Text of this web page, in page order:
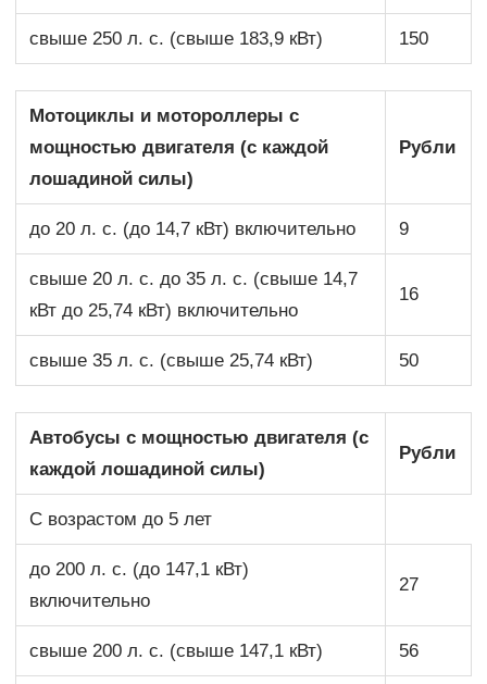
свыше 250 л. с. (свыше 183,9 кВт) 150
Мотоциклы и мотороллеры с
мощностью двигателя (с каждой
лошадиной силы)
Рубли
до 20 л. с. (до 14,7 кВт) включительно 9
свыше 20 л. с. до 35 л. с. (свыше 14,7
кВт до 25,74 кВт) включительно
16
свыше 35 л. с. (свыше 25,74 кВт) 50
Автобусы с мощностью двигателя (с
каждой лошадиной силы)
Рубли
С возрастом до 5 лет
до 200 л. с. (до 147,1 кВт)
включительно
27
свыше 200 л. с. (свыше 147,1 кВт) 56